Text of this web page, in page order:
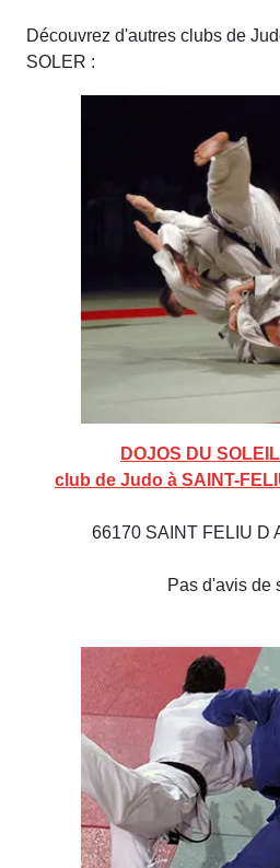
Découvrez d'autres clubs de
SOLER :
DOJOS DU
club de Judo à SAINT-
66170 SAINT FELIU D
Pas d'avis de